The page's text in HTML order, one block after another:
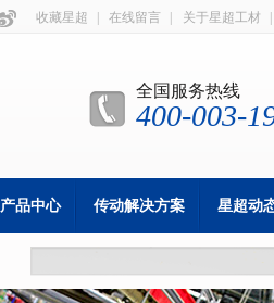
收藏星超 在线留言 关于星超工材
全国服务热线
400-003-
产品中心 传动解决方案 星超动